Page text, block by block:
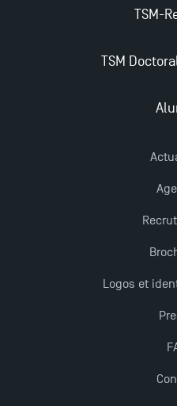
Management pour 2025
TSM-
TSM
Logos et